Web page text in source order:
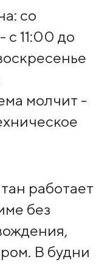
со
с 11:00 до
молчит -
работает
без
В будни